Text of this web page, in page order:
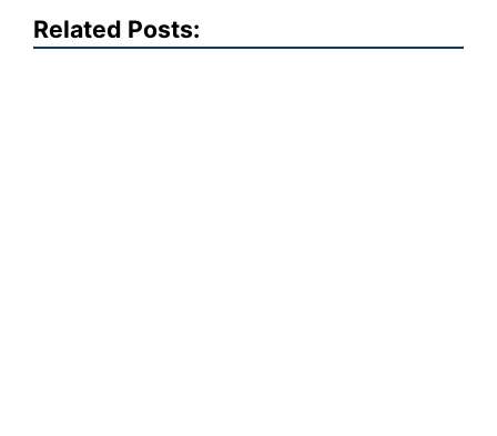
Related Posts: